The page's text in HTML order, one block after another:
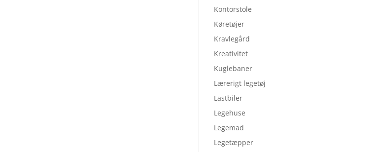
Kontorstole
Køretøjer
Kravlegård
Kreativitet
Kuglebaner
Lærerigt legetøj
Lastbiler
Legehuse
Legemad
Legetæpper